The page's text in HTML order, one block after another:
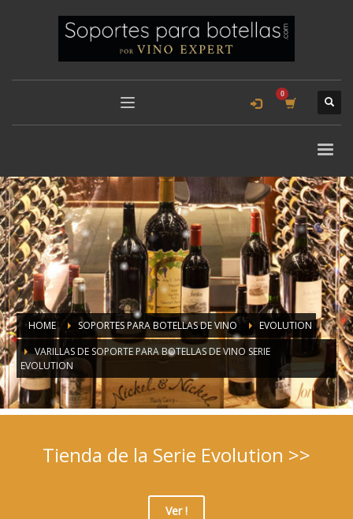
HOME SOPORTES PARA BOTELLAS DE VINO
EVOLUTION
VARILLAS DE SOPORTE PARA BOTELLAS DE VINO SERIE
EVOLUTION
Tienda de la Serie Evolution >>
Ver !